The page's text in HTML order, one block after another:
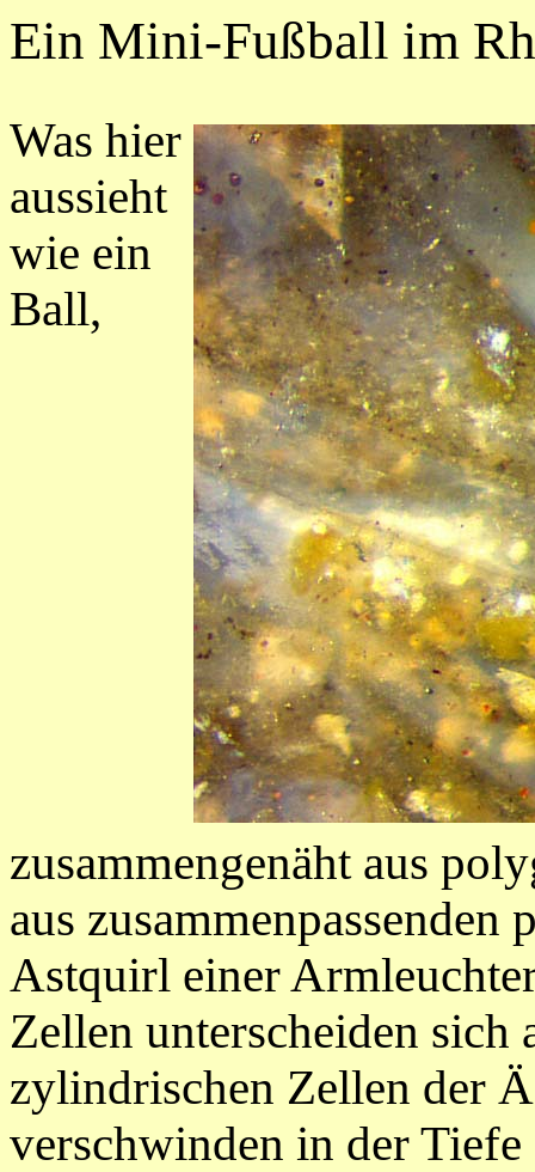
Ein Mini-Fußball im
Was hier
aussieht
wie ein
Ball,
zusammengenäht aus
aus
Astquirl einer
Zellen unterscheiden
zylindrischen Zellen der
verschwinden in der